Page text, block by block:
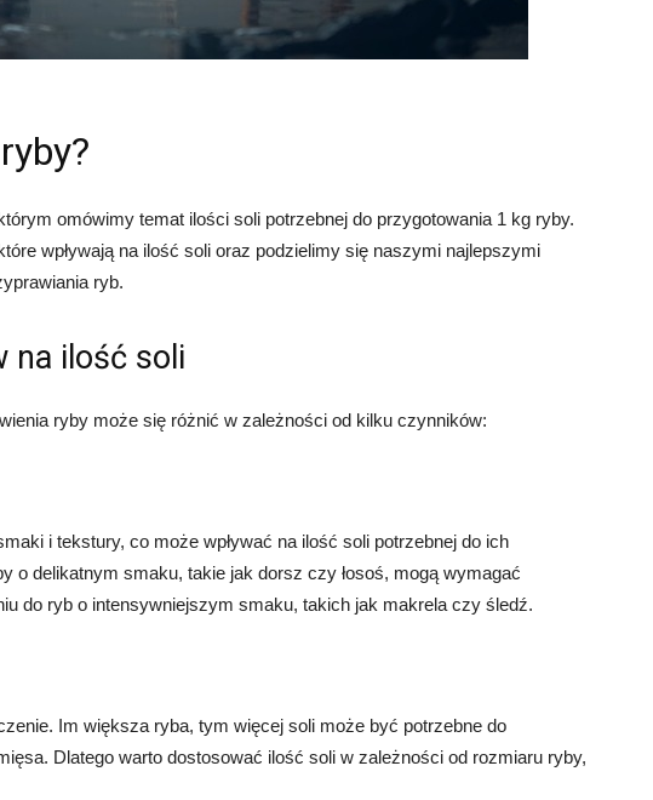
omówimy temat ilości soli potrzebnej do przygotowania 1 kg ryby.
wpływają na ilość soli oraz podzielimy się naszymi najlepszymi
ryb.
na ilość soli
ryby może się różnić w zależności od kilku czynników:
i tekstury, co może wpływać na ilość soli potrzebnej do ich
o delikatnym smaku, takie jak dorsz czy łosoś, mogą wymagać
do ryb o intensywniejszym smaku, takich jak makrela czy śledź.
Im większa ryba, tym więcej soli może być potrzebne do
Dlatego warto dostosować ilość soli w zależności od rozmiaru ryby,